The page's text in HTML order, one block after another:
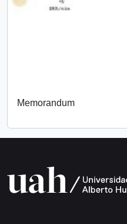
Memorandum